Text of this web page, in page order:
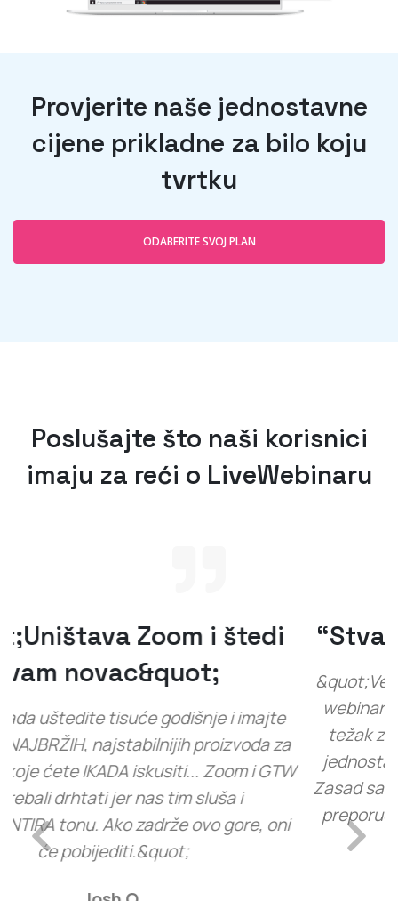
Provjerite naše jednostavne
cijene prikladne za bilo koju
tvrtku
ODABERITE SVOJ PLAN
Poslušajte što naši korisnici
imaju za reći o LiveWebinaru
“Stvarno solidan proizvod!”
&quot;Već neko vrijeme želim raditi plaćene
webinare, ali je drugi softver bio vrlo skup i
težak za svladavanje. LiveWebinar je vrlo
jednostavan za naučiti i vrijedan je troška.
Zasad sam vrlo zadovoljan njime i stvarno ga
preporučujem. Napokon zarađujem putem
webinara!&quot;
Previous Next